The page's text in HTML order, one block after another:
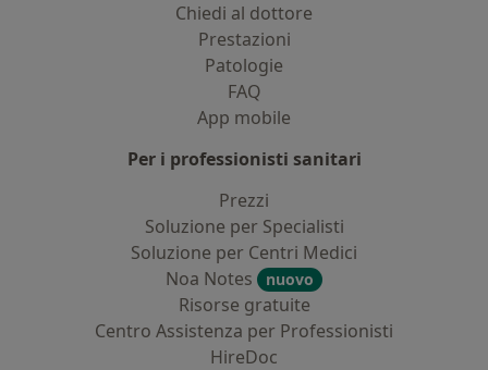
Chiedi al dottore
Prestazioni
Patologie
FAQ
App mobile
Per i professionisti sanitari
Prezzi
Soluzione per Specialisti
Soluzione per Centri Medici
Noa Notes
nuovo
Risorse gratuite
Centro Assistenza per Professionisti
HireDoc